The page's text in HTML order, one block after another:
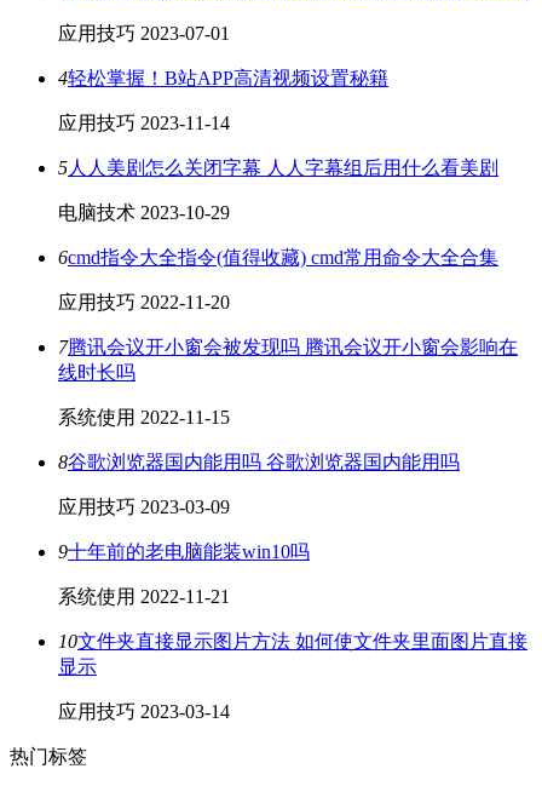
应用技巧 2023-07-01
4轻松掌握！B站APP高清视频设置秘籍
应用技巧 2023-11-14
5人人美剧怎么关闭字幕 人人字幕组后用什么看美剧
电脑技术 2023-10-29
6cmd指令大全指令(值得收藏) cmd常用命令大全合集
应用技巧 2022-11-20
7腾讯会议开小窗会被发现吗 腾讯会议开小窗会影响在
线时长吗
系统使用 2022-11-15
8谷歌浏览器国内能用吗 谷歌浏览器国内能用吗
应用技巧 2023-03-09
9十年前的老电脑能装win10吗
系统使用 2022-11-21
10文件夹直接显示图片方法 如何使文件夹里面图片直接
显示
应用技巧 2023-03-14
热门标签